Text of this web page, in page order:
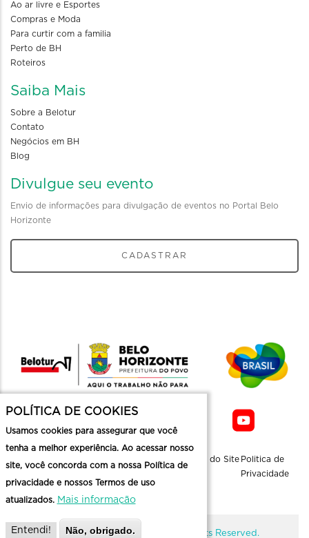
Ao ar livre e Esportes
Compras e Moda
Para curtir com a familia
Perto de BH
Roteiros
Saiba Mais
Sobre a Belotur
Contato
Negócios em BH
Blog
Divulgue seu evento
Envio de informações para divulgação de eventos no Portal Belo
Horizonte
CADASTRAR
Mapa do Site Politica de
Privacidade
@ Copyright Belotur 2026. All Rights Reserved.
POLÍTICA DE COOKIES
Usamos cookies para assegurar que você
tenha a melhor experiência. Ao acessar nosso
site, você concorda com a nossa Política de
privacidade e nossos Termos de uso
atualizados. Mais informação
Entendi! Não, obrigado.